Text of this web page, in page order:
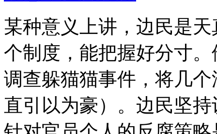
某种意义上讲，边民是
个制度，能把握好分寸
调查躲猫猫事件，将几
直引以为豪）。边民坚